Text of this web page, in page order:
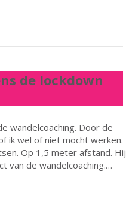
de lockdown
wandelcoaching. Door de
ik wel of niet mocht werken.
Op 1,5 meter afstand. Hij
van de wandelcoaching.…